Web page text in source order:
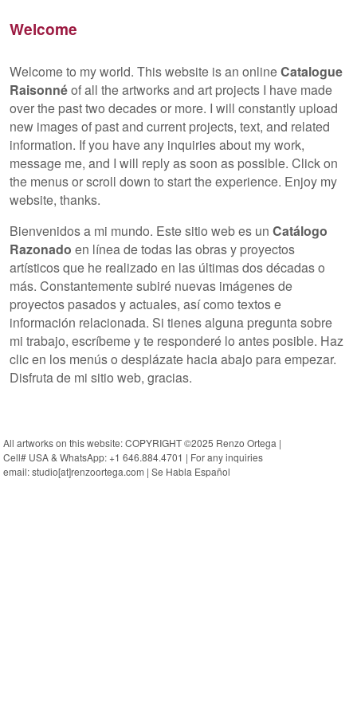
Welcome
Welcome to my world. This website is an onlineCatalogue
Raisonnéof all the artworks and art projects I have made
over the past two decades or more. I will constantly upload
new images of past and current projects, text, and related
information. If you have any inquiries about my work,
message me, and I will reply as soon as possible. Click on
the menus or scroll down to start the experience. Enjoy my
website, thanks.
Bienvenidos a mi mundo. Este sitio web es un Catálogo
Razonado en línea de todas las obras y proyectos
artísticos que he realizado en las últimas dos décadas o
más. Constantemente subiré nuevas imágenes de
proyectos pasados ​​y actuales, así como textos e
información relacionada. Si tienes alguna pregunta sobre
mi trabajo, escríbeme y te responderé lo antes posible. Haz
clic en los menús o desplázate hacia abajo para empezar.
Disfruta de mi sitio web, gracias.
All artworks on this website: COPYRIGHT ©2025 Renzo Ortega |
Cell# USA & WhatsApp: +1 646.884.4701 | For any inquiries
email: studio[at]renzoortega.com | Se Habla Español